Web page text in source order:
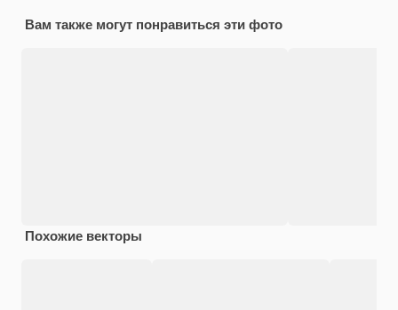
Вам также могут понравиться эти фото
Похожие векторы